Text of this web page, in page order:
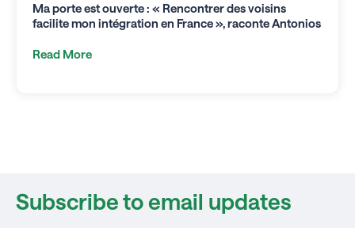
Ma porte est ouverte : « Rencontrer des voisins
facilite mon intégration en France », raconte Antonios
Read More
Subscribe to email updates